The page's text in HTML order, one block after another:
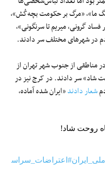
ما»، «مرگ بر حکومت بچه‌کُش»،
گرونی، میریم تا سرنگونی»،
در شهرهای مختلف سر دادند.
مناطقی از جنوب شهر تهران از
شاد» سر دادند. در کرج نیز در
شعار دادند«ایران شده آماده،
روحت شاد!
#اعتراضات_سراس